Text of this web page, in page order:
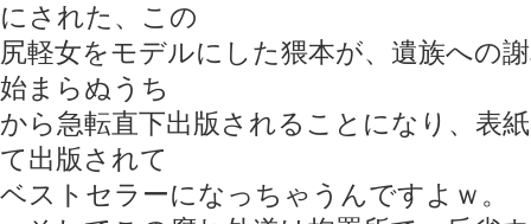
にされた、この
尻軽女をモデルにした猥本が、遺族への
始まらぬうち
から急転直下出版されることになり、表
て出版されて
ベストセラーになっちゃうんですよｗ。